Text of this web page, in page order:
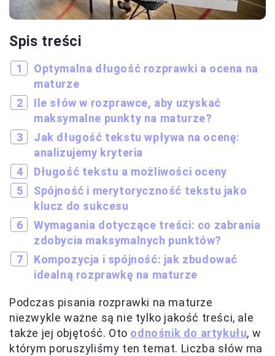
Spis treści
Optymalna długość rozprawki a ocena na
maturze
Ile słów w rozprawce, aby uzyskać
maksymalne punkty na maturze?
Jak długość tekstu wpływa na ocenę:
analizujemy kryteria
Długość tekstu a możliwości oceny
Spójność i merytoryczność tekstu jako
klucz do sukcesu
Wymagania dotyczące treści: co zabrania
zdobycia maksymalnych punktów?
Kompozycja i spójność: jak zbudować
idealną rozprawkę na maturze
Podczas pisania rozprawki na maturze
niezwykle ważne są nie tylko jakość treści, ale
także jej objętość. Oto odnośnik do artykułu, w
którym poruszyliśmy ten temat. Liczba słów ma